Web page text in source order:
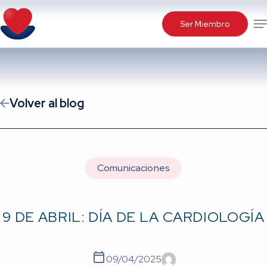
Skip
to
main
Ser Miembro
Volver al blog
Comunicaciones
9 DE ABRIL: DÍA DE LA CARDIOLOGÍA
09/04/2025